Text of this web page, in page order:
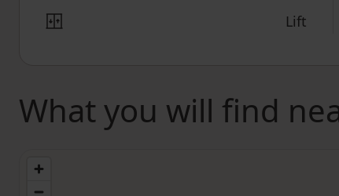
Lift
What you will find